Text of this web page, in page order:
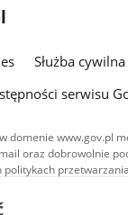
Służba cywilna
serwisu
domenie www.gov.pl
oraz dobrowolnie
politykach
tekstowe